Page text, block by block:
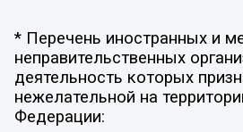
* Перечень иностранных и
неправительственных
деятельность которых
нежелательной на
Федерации: